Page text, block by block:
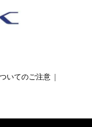
いてのご注意